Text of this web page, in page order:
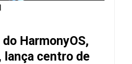
HarmonyOS,
lança centro de